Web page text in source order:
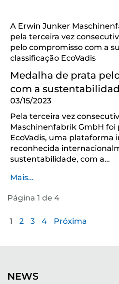
A Erwin Junker
pela terceira vez
pelo compromisso com a
classificação EcoVadis
Medalha de prata
com a
03/15/2023
Pela terceira vez
Maschinenfabrik GmbH foi
EcoVadis, uma plataforma
reconhecida
sustentabilidade, com a…
Mais...
Página 1 de 4
1 2 3 4 Próxima
NEWS